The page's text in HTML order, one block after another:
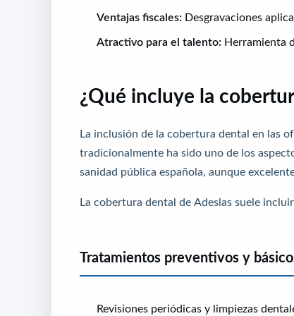
Ventajas fiscales: Desgravaciones
Atractivo para el talento: Herramienta
¿Qué incluye la
La inclusión de la cobertura dental en las
tradicionalmente ha sido uno de los
sanidad pública española, aunque
La cobertura dental de Adeslas suele
Tratamientos preventivos y
Revisiones periódicas y limpiezas